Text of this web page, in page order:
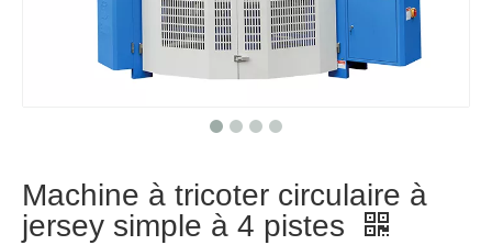
Machine à tricoter circulaire à
jersey simple à 4 pistes